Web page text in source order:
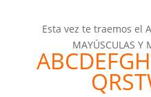
Esta vez te traemos el
MAYÚSCULAS Y